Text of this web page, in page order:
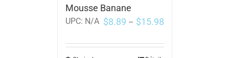
Mousse Banane
UPC: N/A $8.89 – $15.98